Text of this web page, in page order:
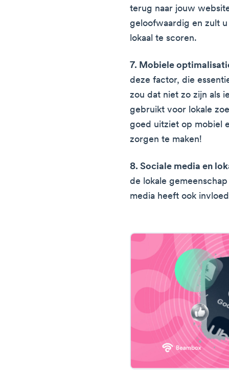
terug naar jouw
geloofwaardig en zult
lokaal te scoren.
7. Mobiele
deze factor, die
zou dat niet zo zijn als
gebruikt voor lokale
goed uitziet op mobiel
zorgen te maken!
8. Sociale media en
de lokale
media heeft ook